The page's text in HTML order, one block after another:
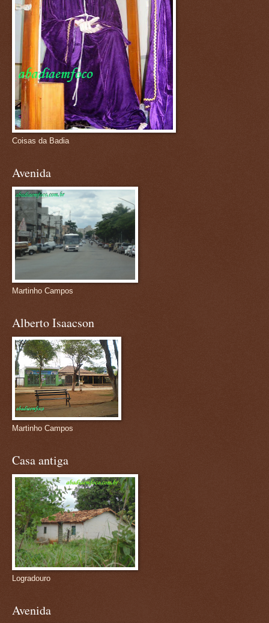
Coisas da Badia
Avenida
Martinho Campos
Alberto Isaacson
Martinho Campos
Casa antiga
Logradouro
Avenida